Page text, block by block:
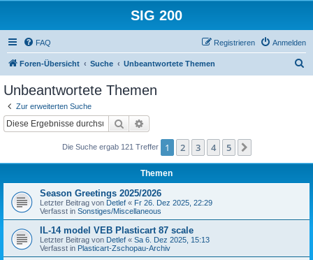
SIG 200
FAQ Anmelden
Registrieren
Foren-Übersicht Suche Unbeantwortete Themen
Unbeantwortete Themen
Zur erweiterten Suche
Suche
Die Suche ergab 121 Treffer 1 2 3 4 5
Themen
Season Greetings 2025/2026
Letzter Beitrag von Detlef « Fr 26. Dez 2025, 22:29
Verfasst in Sonstiges/Miscellaneous
IL-14 model VEB Plasticart 87 scale
Letzter Beitrag von Detlef « Sa 6. Dez 2025, 15:13
Verfasst in Plasticart-Zschopau-Archiv